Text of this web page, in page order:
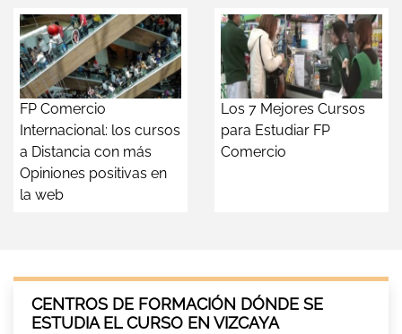
FP Comercio
Internacional: los cursos
a Distancia con más
Opiniones positivas en
la web
Los 7 Mejores Cursos
para Estudiar FP
Comercio
CENTROS DE FORMACIÓN DÓNDE SE
ESTUDIA EL CURSO EN VIZCAYA